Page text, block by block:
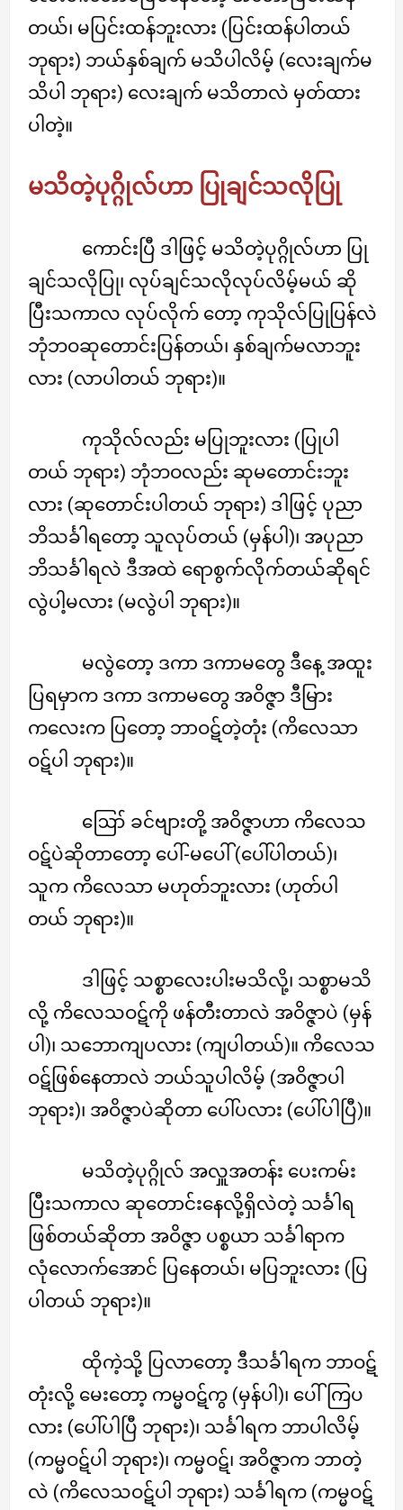
တယ်၊ မပြင်းထန်ဘူးလား (ပြင်းထန်ပါတယ်
ဘုရား) ဘယ်နှစ်ချက် မသိပါလိမ့် (လေးချက်မ
သိပါ ဘုရား) လေးချက် မသိတာလဲ မှတ်ထား
ပါတဲ့။
မသိတဲ့ပုဂ္ဂိုလ်ဟာ ပြုချင်သလိုပြု
ကောင်းပြီ ဒါဖြင့် မသိတဲ့ပုဂ္ဂိုလ်ဟာ ပြု
ချင်သလိုပြု၊ လုပ်ချင်သလိုလုပ်လိမ့်မယ် ဆို
ပြီးသကာလ လုပ်လိုက် တော့ ကုသိုလ်ပြုပြန်လဲ
ဘုံဘဝဆုတောင်းပြန်တယ်၊ နှစ်ချက်မလာဘူး
လား (လာပါတယ် ဘုရား)။
ကုသိုလ်လည်း မပြုဘူးလား (ပြုပါ
တယ် ဘုရား) ဘုံဘဝလည်း ဆုမတောင်းဘူး
လား (ဆုတောင်းပါတယ် ဘုရား) ဒါဖြင့် ပုညာ
ဘိသင်္ခါရတော့ သူလုပ်တယ် (မှန်ပါ)၊ အပုညာ
ဘိသင်္ခါရလဲ ဒီအထဲ ရောစွက်လိုက်တယ်ဆိုရင်
လွဲပါ့မလား (မလွဲပါ ဘုရား)။
မလွဲတော့ ဒကာ ဒကာမတွေ ဒီနေ့ အထူး
ပြရမှာက ဒကာ ဒကာမတွေ အဝိဇ္ဇာ ဒီမြား
ကလေးက ပြတော့ ဘာဝဋ်တဲ့တုံး (ကိလေသာ
ဝဋ်ပါ ဘုရား)။
ဪ ခင်ဗျားတို့ အဝိဇ္ဇာဟာ ကိလေသ
ဝဋ်ပဲဆိုတာတော့ ပေါ်-မပေါ် (ပေါ်ပါတယ်)၊
သူက ကိလေသာ မဟုတ်ဘူးလား (ဟုတ်ပါ
တယ် ဘုရား)။
ဒါဖြင့် သစ္စာလေးပါးမသိလို့၊ သစ္စာမသိ
လို့ ကိလေသဝဋ်ကို ဖန်တီးတာလဲ အဝိဇ္ဇာပဲ (မှန်
ပါ)၊ သဘောကျပလား (ကျပါတယ်)။ ကိလေသ
ဝဋ်ဖြစ်နေတာလဲ ဘယ်သူပါလိမ့် (အဝိဇ္ဇာပါ
ဘုရား)၊ အဝိဇ္ဇာပဲဆိုတာ ပေါ်ပလား (ပေါ်ပါပြီ)။
မသိတဲ့ပုဂ္ဂိုလ် အလှူအတန်း ပေးကမ်း
ပြီးသကာလ ဆုတောင်းနေလို့ရှိလဲတဲ့ သင်္ခါရ
ဖြစ်တယ်ဆိုတာ အဝိဇ္ဇာ ပစ္စယာ သင်္ခါရာက
လုံလောက်အောင် ပြနေတယ်၊ မပြဘူးလား (ပြ
ပါတယ် ဘုရား)။
ထိုကဲ့သို့ ပြလာတော့ ဒီသင်္ခါရက ဘာဝဋ်
တုံးလို့ မေးတော့ ကမ္မဝဋ်ကွ (မှန်ပါ)၊ ပေါ်ကြပ
လား (ပေါ်ပါပြီ ဘုရား)၊ သင်္ခါရက ဘာပါလိမ့်
(ကမ္မဝဋ်ပါ ဘုရား)၊ ကမ္မဝဋ်၊ အဝိဇ္ဇာက ဘာတဲ့
လဲ (ကိလေသဝဋ်ပါ ဘုရား) သင်္ခါရက (ကမ္မဝဋ်